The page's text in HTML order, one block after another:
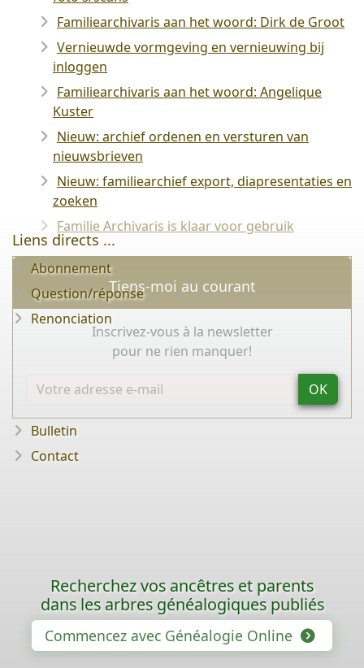
Familiearchivaris aan het woord: Dirk de Groot
Vernieuwde vormgeving en vernieuwing bij
inloggen
Familiearchivaris aan het woord: Angelique
Kuster
Nieuw: archief ordenen en versturen van
nieuwsbrieven
Nieuw: familiearchief export, diapresentaties en
zoeken
Familie Archivaris is klaar voor gebruik
Tiens-moi au courant
Inscrivez-vous à la newsletter
pour ne rien manquer!
OK
Liens directs ...
Abonnement
Question/réponse
Renonciation
Bulletin
Contact
Recherchez vos ancêtres et parents
dans les arbres généalogiques publiés
Commencez avec Généalogie Online